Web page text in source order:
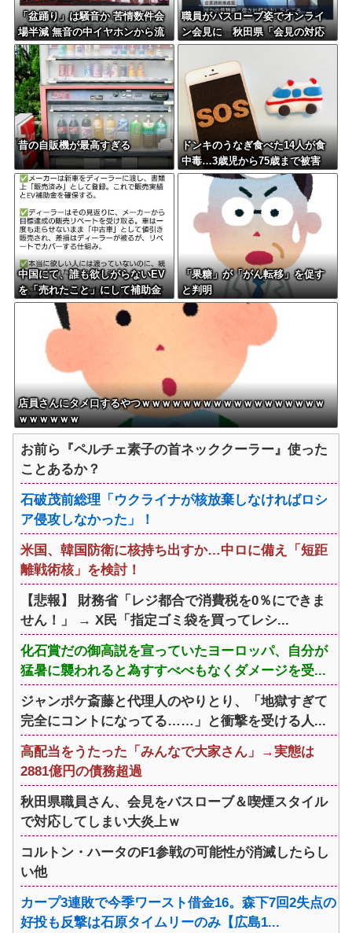
「盆踊り」は騒音か 苦情数件会
場半減 無音の中イヤホンから流
れる曲に合わせ踊るサイレント
盆ダンスも
職員がバスローブ姿でオンライ
ン会見に 秋田県「会見の対応
に問題があった」
昔の自販機が最高すぎる
ドンキのうなぎ食べた14人が食
中毒…3歳児から75歳まで被害
中国にて、誰も欲しがらないEV
を「売れたこと」にして補助金
を騙し取る事案が横行。販売実
績水増し
「果糖」が「がん転移」を促す
と判明
店員さんにタメ口するやつｗｗｗｗｗｗｗｗｗｗｗｗｗｗｗｗｗｗ
ｗｗｗｗｗｗ
お前ら『ペルチェ素子の首ネッククーラー』使った
ことあるか？
石破茂前総理「ウクライナが核放棄しなければロシ
ア侵攻しなかった」！
米国、韓国防衛に核持ち出すか…中ロに備え「短距
離戦術核」を検討！
【悲報】 財務省「レジ都合で消費税を0％にできま
せん！」 → X民「指定ゴミ袋を買ってレシ...
化石賞だの御高説を宣っていたヨーロッパ、自分が
猛暑に襲われると為すすべべもなくダメージを受...
ジャンポケ斎藤と代理人のやりとり、「地獄すぎて
完全にコントになってる……」と衝撃を受ける人...
高配当をうたった「みんなで大家さん」→実態は
2881億円の債務超過
秋田県職員さん、会見をバスローブ＆喫煙スタイル
で対応してしまい大炎上ｗ
コルトン・ハータのF1参戦の可能性が消滅したらし
い他
カープ3連敗で今季ワースト借金16。森下7回2失点の
好投も反撃は石原タイムリーのみ【広島1...